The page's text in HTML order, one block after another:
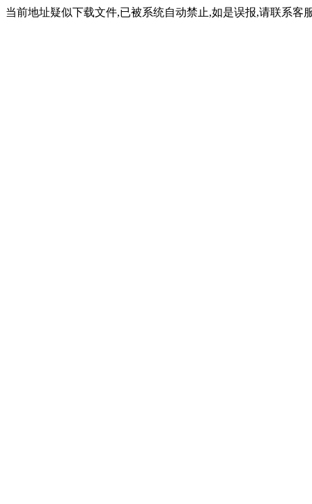
当前地址疑似下载文件,已被系统自动禁止,如是误报,请联系客